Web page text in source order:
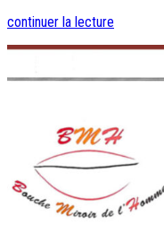
continuer la lecture